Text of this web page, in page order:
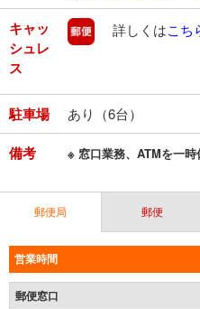
キャッ
シュレ
ス
郵便
詳しくはこち
駐車場 あり（6台）
備考 ※ 窓口業務、ATMを一時
郵便局 郵便
営業時間
郵便窓口